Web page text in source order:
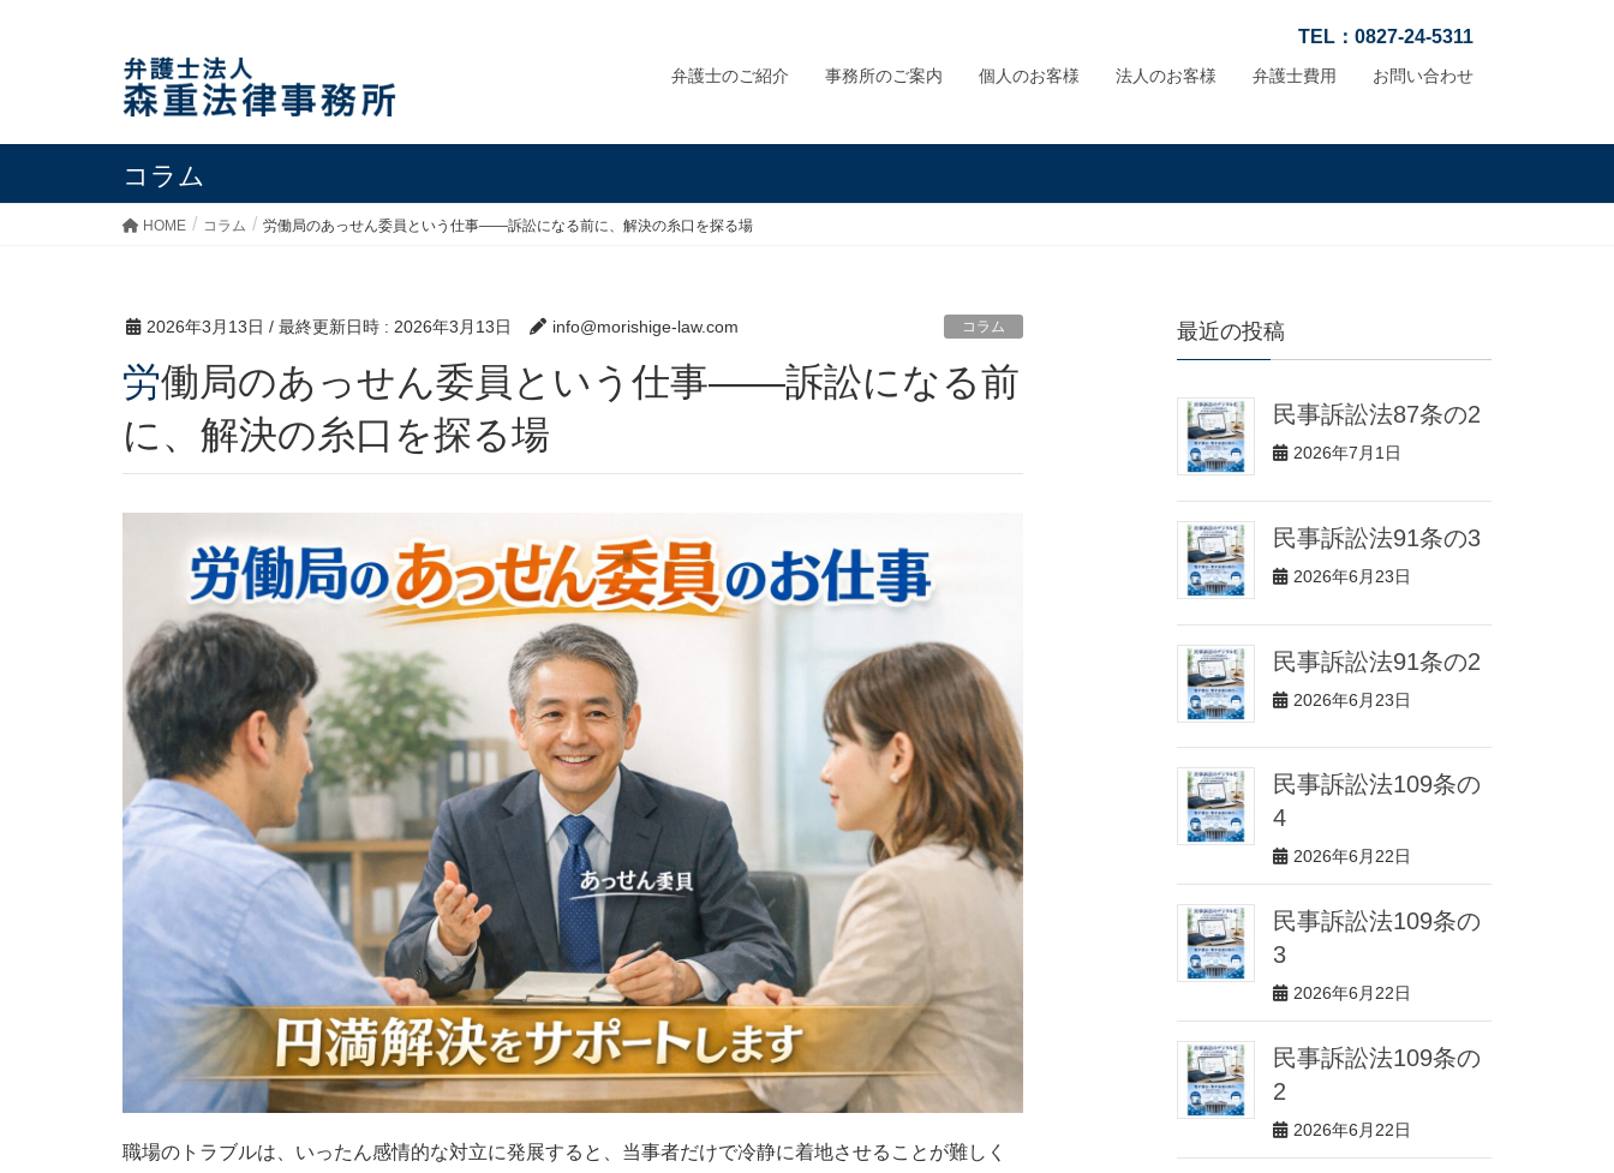
TEL：0827-24-5311
弁護士のご紹介 事務所のご案内 個人のお客様 法人のお客様 弁護士費用 お問い合わせ
コラム
HOME コラム 労働局のあっせん委員という仕事――訴訟になる前に、解決の糸口を探る場
2026年3月13日 / 最終更新日時 : 2026年3月13日 info@morishige-law.com コラム
労働局のあっせん委員という仕事――訴訟になる前
に、解決の糸口を探る場
職場のトラブルは、いったん感情的な対立に発展すると、当事者だけで冷静に着地させることが難しく
最近の投稿
民事訴訟法87条の2
2026年7月1日
民事訴訟法91条の3
2026年6月23日
民事訴訟法91条の2
2026年6月23日
民事訴訟法109条の
4
2026年6月22日
民事訴訟法109条の
3
2026年6月22日
民事訴訟法109条の
2
2026年6月22日